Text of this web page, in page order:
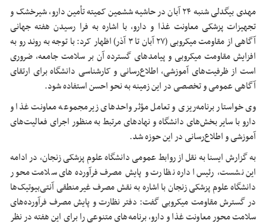
مهدی بیگدلی شنبه ۲۴ آبان در حاشیه ششمین کمیته تأمین دارو، شیرخشک و
تجهیزات پزشکی معاونت غذا و دارو، با اشاره به فرا رسیدن هفته جهانی
آگاهی از مقاومت میکروبی (۲۷ آبان تا ۳ آذر) اظهار کرد: با توجه به روند رو به
افزایش مقاومت میکروبی و پیامدهای گسترده آن بر سلامت جامعه، ضروری
است از ظرفیت‌های آموزشی، اطلاع‌رسانی و کارشناسی دانشگاه برای ارتقای
آگاهی عمومی و تخصصی در این زمینه به نحو احسن استفاده شود.
وی خواستار برنامه‌ریزی و تعامل مؤثر واحدهای زیرمجموعه معاونت غذا و
دارو با سایر بخش‌های دانشگاه و نهادهای مرتبط به منظور اجرای فعالیت‌های
آموزشی و اطلاع‌رسانی در این حوزه شد.
به گزارش ایسنا به نقل از روابط عمومی دانشگاه علوم پزشکی زنجان، در ادامه
این نشست، رئیس اداره نظارت و پایش مصرف فرآورده‌های سلامت محور
دانشگاه علوم پزشکی زنجان با اشاره به نقش مصرف غیرمنطقی آنتی‌بیوتیک‌ها
در گسترش مقاومت میکروبی گفت: دفتر نظارت و پایش مصرف فرآورده‌های
سلامت محور معاونت غذا و دارو، برنامه‌های متنوعی را برای این هفته در نظر